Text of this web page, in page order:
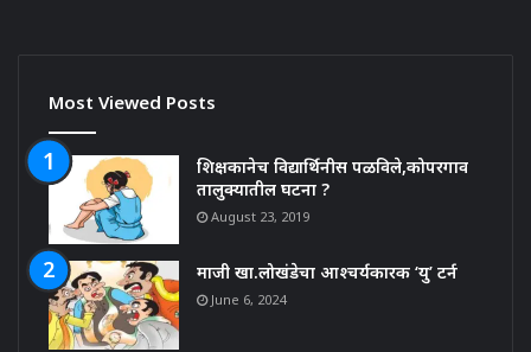
Most Viewed Posts
शिक्षकानेच विद्यार्थिनीस पळविले,कोपरगाव
तालुक्यातील घटना ?
August 23, 2019
माजी खा.लोखंडेचा आश्चर्यकारक ‘यु’ टर्न
June 6, 2024